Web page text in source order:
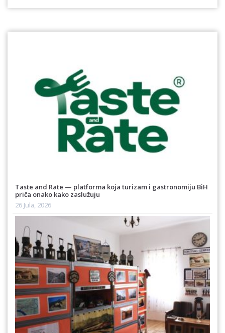
Taste and Rate — platforma koja turizam i gastronomiju BiH
priča onako kako zaslužuju
26 Jula, 2026